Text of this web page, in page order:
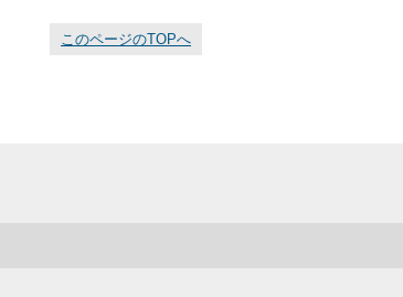
このページのTOPへ